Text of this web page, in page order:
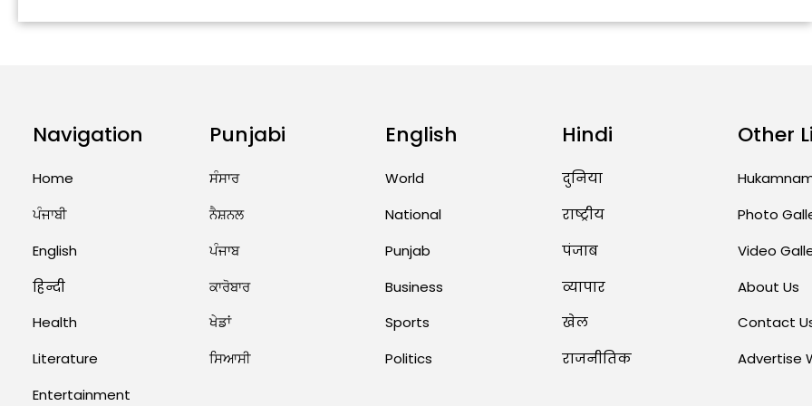
Navigation
Home
ਪੰਜਾਬੀ
English
हिन्दी
Health
Literature
Entertainment
Punjabi
ਸੰਸਾਰ
ਨੈਸ਼ਨਲ
ਪੰਜਾਬ
ਕਾਰੋਬਾਰ
ਖੇਡਾਂ
ਸਿਆਸੀ
English
World
National
Punjab
Business
Sports
Politics
Hindi
दुनिया
राष्ट्रीय
पंजाब
व्यापार
खेल
राजनीतिक
Other
Photo
Video
About Us
Contact
Advertise